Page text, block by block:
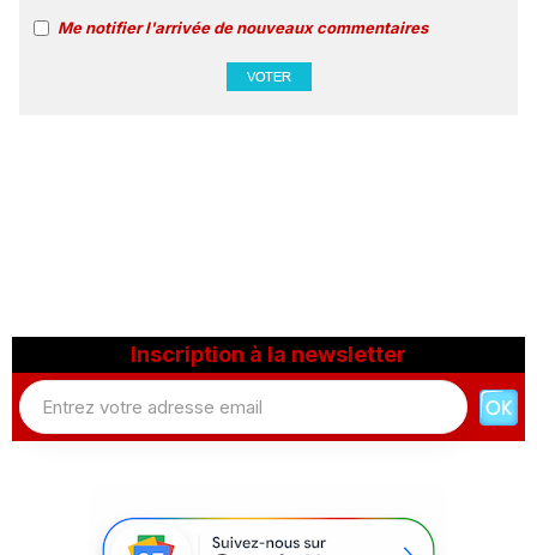
Me notifier l'arrivée de nouveaux commentaires
Inscription à la newsletter